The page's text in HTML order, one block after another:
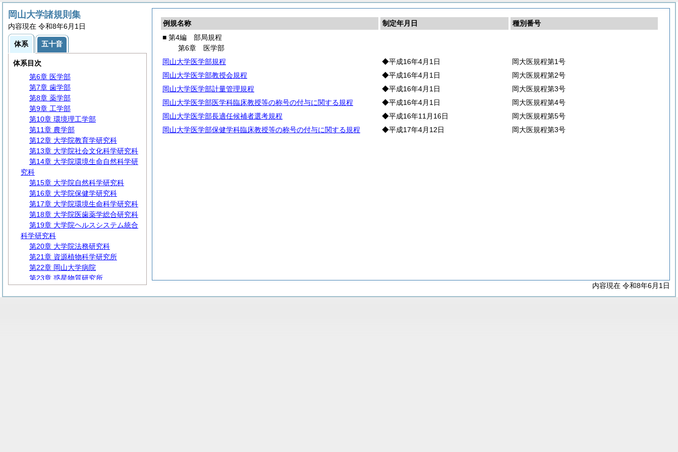
例規名称 制定年月日
種別番号
■ 第4編 部局規程
第6章 医学部
岡山大学医学部規程
◆平成16年4月1日
岡大医規程第1号
岡山大学医学部教授会規程
◆平成16年4月1日
岡大医規程第2号
岡山大学医学部計量管理規程
◆平成16年4月1日
岡大医規程第3号
岡山大学医学部医学科臨床教授等の称号の付与に関する規程
◆平成16年4月1日
岡大医規程第4号
岡山大学医学部長適任候補者選考規程
◆平成16年11月16日
岡大医規程第5号
岡山大学医学部保健学科臨床教授等の称号の付与に関する規程
◆平成17年4月12日 岡大医規程第3号
内容現在 令和8年6月1日
岡山大学諸規則集
内容現在 令和8年6月1日
体系 五十音
体系目次
第3編 全学規程
第4編 部局規程
第1章 文学部
第2章 教育学部
第3章 法学部
第4章 経済学部
第5章 理学部
第6章 医学部
第7章 歯学部
第8章 薬学部
第9章 工学部
第10章 環境理工学部
第11章 農学部
第12章 大学院教育学研究科
第13章 大学院社会文化科学研究科
第14章 大学院環境生命自然科学研
究科
第15章 大学院自然科学研究科
第16章 大学院保健学研究科
第17章 大学院環境生命科学研究科
第18章 大学院医歯薬学総合研究科
第19章 大学院ヘルスシステム統合
科学研究科
第20章 大学院法務研究科
第21章 資源植物科学研究所
第22章 岡山大学病院
第23章 惑星物質研究所
第25章 文明動態学研究所